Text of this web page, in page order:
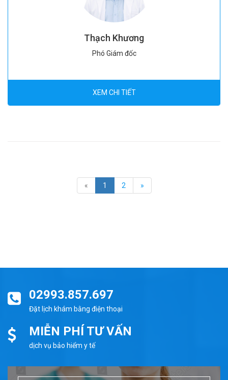
Thạch Khương
Phó Giám đốc
XEM CHI TIẾT
« 1 2 »
02993.857.697
Đặt lịch khám bằng điện thoại
MIỄN PHÍ TƯ VẤN
dịch vụ bảo hiểm y tế